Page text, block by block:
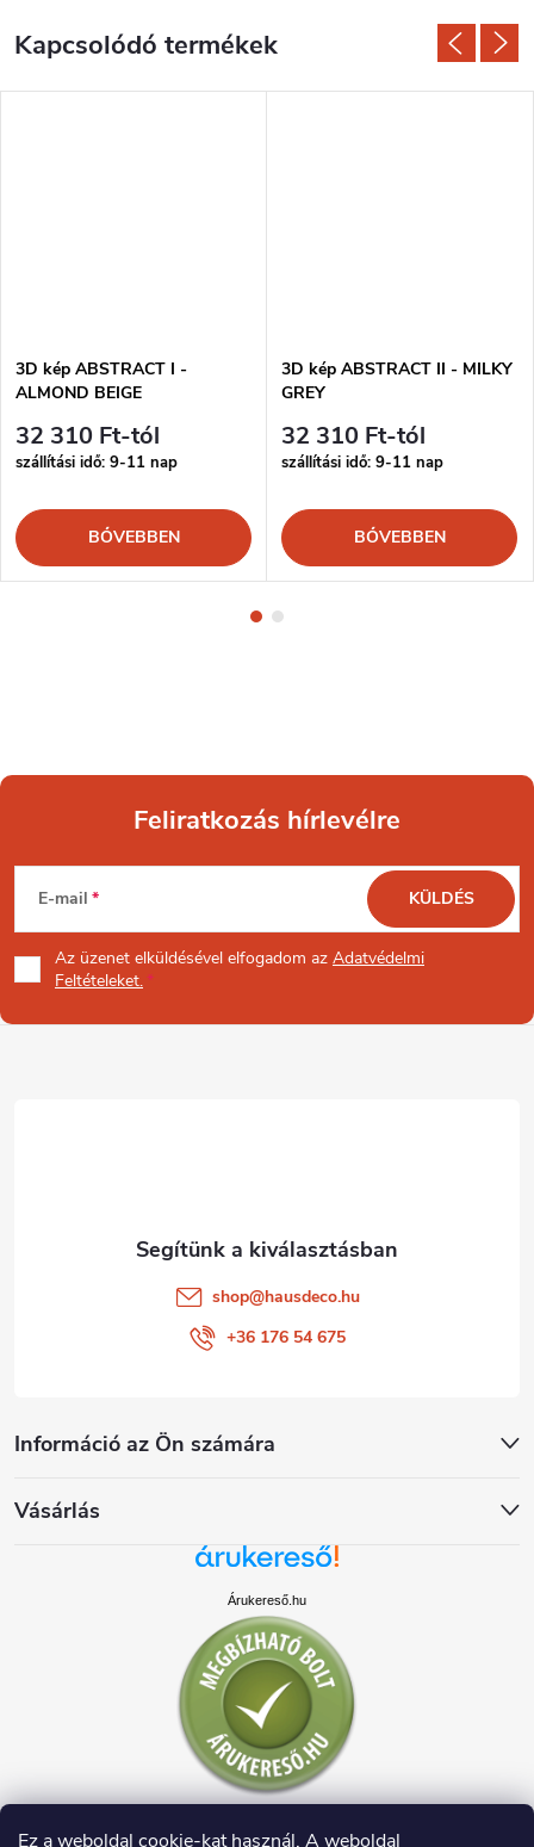
Ez a weboldal cookie-kat használ. A weboldal
Kapcsolódó termékek
3D kép ABSTRACT I -
ALMOND BEIGE
32 310 Ft-tól
szállítási idő: 9-11 nap
BŐVEBBEN
3D kép ABSTRACT II - MILKY
GREY
32 310 Ft-tól
szállítási idő: 9-11 nap
BŐVEBBEN
L
á
b
Feliratkozás hírlevélre
E-mail
Az üzenet elküldésével elfogadom az Adatvédelmi
Feltételeket.
KÜLDÉS
Információ az Ön számára
Vásárlás
shop@hausdeco.hu
+36 176 54 675
Árukereső.hu